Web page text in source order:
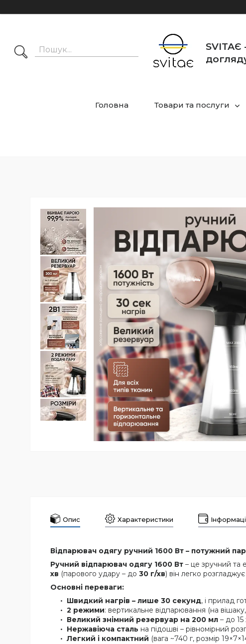
SVITAЄ
Головна Товари та послуги
Опис Характеристики
Відпарювач одягу ручний 1600 Вт – потужний
Ручний відпарювач одягу 1600 Вт – це зручний та
хв (парового удару – до 30 г/хв) він легко
Основні переваги:
Швидкий нагрів – лише 30 секунд, і прилад
2 режими: вертикальне відпарювання (на
Великий знімний резервуар на 200 мл – до
Нержавіюча сталь на підошві – рівномірний
Легкий і компактний (вага ~740 г, розмір